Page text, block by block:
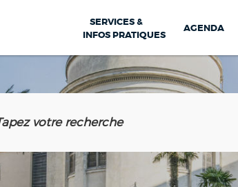
SERVICES &
INFOS PRATIQUES
AGENDA